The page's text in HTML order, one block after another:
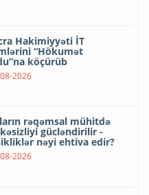
Hakimiyyəti İT
“Hökumət
köçürüb
2026
rəqəmsal mühitdə
gücləndirilir -
nəyi ehtiva edir?
2026